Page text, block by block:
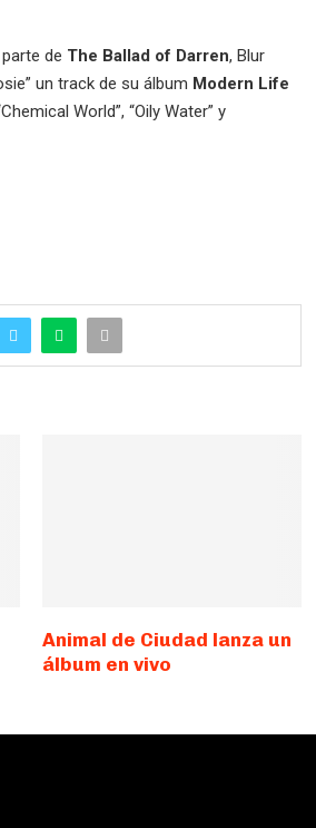
de The Ballad of Darren, Blur
un track de su álbum Modern Life
World”, “Oily Water” y
Animal de Ciudad lanza un
álbum en vivo